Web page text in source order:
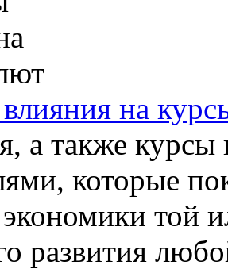
на
а также
которые
экономики той
развития